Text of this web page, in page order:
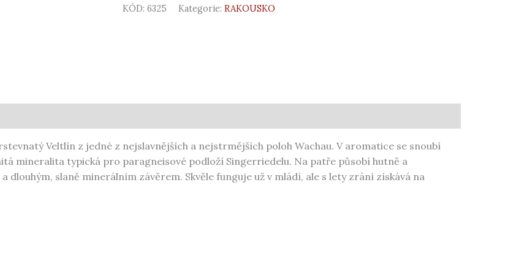
KÓD: 6325 Kategorie: RAKOUSKO
Veltlín z jedné z nejslavnějších a nejstrmějších poloh Wachau. V aromatice se snoubí
mineralita typická pro paragneisové podloží Singerriedelu. Na patře působí hutně a
dlouhým, slaně minerálním závěrem. Skvěle funguje už v mládí, ale s lety zrání získává na